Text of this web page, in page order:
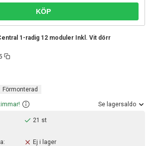
1-radig 12 moduler Inkl. Vit dörr
Förmonterad
Se lagersaldo
21 st
Ej i lager